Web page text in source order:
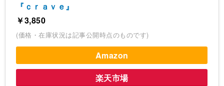
『ｃｒａｖｅ』
￥3,850
(価格・在庫状況は記事公開時点のものです)
Amazon
楽天市場